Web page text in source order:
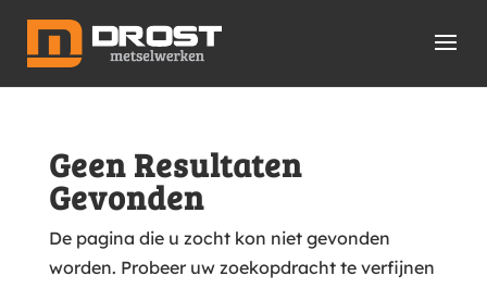
Geen Resultaten
Gevonden
De pagina die u zocht kon niet gevonden
worden. Probeer uw zoekopdracht te verfijnen